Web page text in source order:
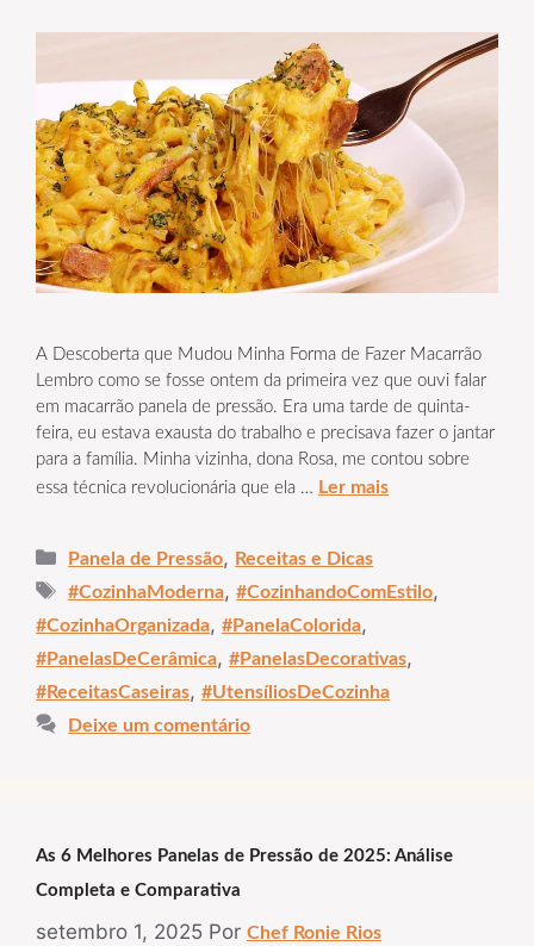
A Descoberta que Mudou Minha Forma de Fazer Macarrão
Lembro como se fosse ontem da primeira vez que ouvi falar
em macarrão panela de pressão. Era uma tarde de quinta-
feira, eu estava exausta do trabalho e precisava fazer o jantar
para a família. Minha vizinha, dona Rosa, me contou sobre
essa técnica revolucionária que ela … Ler mais
Categorias
Panela de Pressão, Receitas e Dicas
Tags
#CozinhaModerna,#CozinhandoComEstilo,
#CozinhaOrganizada, #PanelaColorida,
#PanelasDeCerâmica, #PanelasDecorativas,
#ReceitasCaseiras, #UtensíliosDeCozinha
Deixe um comentário
As 6 Melhores Panelas de Pressão de 2025: Análise
Completa e Comparativa
setembro 1, 2025 Por Chef Ronie Rios